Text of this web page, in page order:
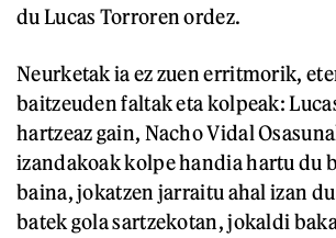
du Lucas Torroren ordez.
Neurketak ia ez zuen erritmorik,
baitzeuden faltak eta kolpeak:
hartzeaz gain, Nacho Vidal
izandakoak kolpe handia hartu du
baina, jokatzen jarraitu ahal izan
batek gola sartzekotan, jokaldi